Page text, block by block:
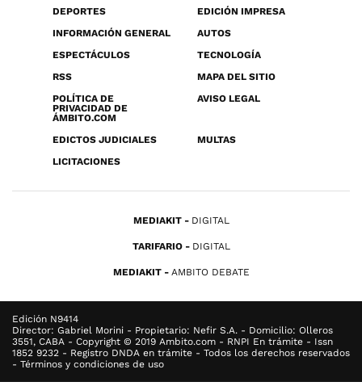
DEPORTES
EDICIÓN IMPRESA
INFORMACIÓN GENERAL
AUTOS
ESPECTÁCULOS
TECNOLOGÍA
RSS
MAPA DEL SITIO
POLÍTICA DE
PRIVACIDAD DE
ÁMBITO.COM
AVISO LEGAL
EDICTOS JUDICIALES
MULTAS
LICITACIONES
MEDIAKIT DIGITAL
TARIFARIO DIGITAL
MEDIAKIT AMBITO DEBATE
Edición N9414
Director: Gabriel Morini - Propietario: Nefir S.A. - Domicilio: Olleros
3551, CABA - Copyright © 2019 Ambito.com - RNPI En trámite - Issn
1852 9232 - Registro DNDA en trámite - Todos los derechos reservados
- Términos y condiciones de uso